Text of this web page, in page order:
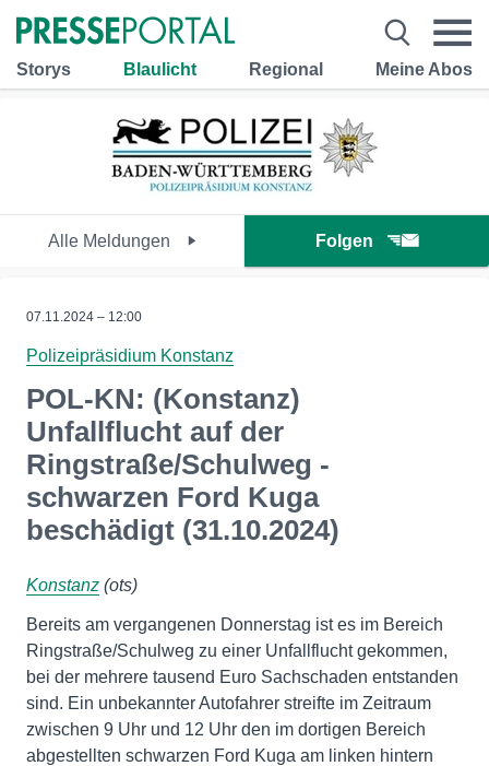
Storys Blaulicht Regional Meine Abos
Alle Meldungen Folgen
07.11.2024 – 12:00
Polizeipräsidium Konstanz
POL-KN: (Konstanz)
Unfallflucht auf der
Ringstraße/Schulweg -
schwarzen Ford Kuga
beschädigt (31.10.2024)
Konstanz (ots)
Bereits am vergangenen Donnerstag ist es im Bereich
Ringstraße/Schulweg zu einer Unfallflucht gekommen,
bei der mehrere tausend Euro Sachschaden entstanden
sind. Ein unbekannter Autofahrer streifte im Zeitraum
zwischen 9 Uhr und 12 Uhr den im dortigen Bereich
abgestellten schwarzen Ford Kuga am linken hintern